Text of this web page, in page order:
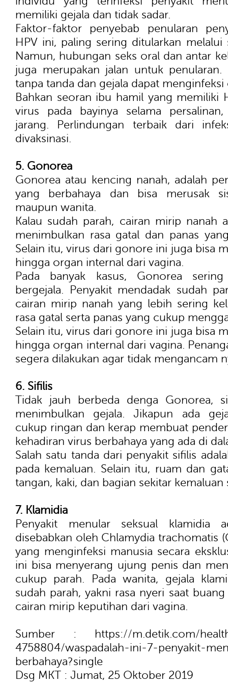
memiliki gejala dan tidak sadar.
Faktor-faktor penyebab penularan
HPV ini, paling sering ditularkan melalui
Namun, hubungan seks oral dan antar
juga merupakan jalan untuk
tanpa tanda dan gejala dapat menginfeksi
Bahkan seoran ibu hamil yang memiliki
virus pada bayinya selama
jarang. Perlindungan terbaik dari
divaksinasi.
5. Gonorea
Gonorea atau kencing nanah, adalah
yang berbahaya dan bisa merusak
maupun wanita.
Kalau sudah parah, cairan mirip nanah
menimbulkan rasa gatal dan panas
Selain itu, virus dari gonore ini juga bisa
hingga organ internal dari vagina.
Pada banyak kasus, Gonorea
bergejala. Penyakit mendadak sudah
cairan mirip nanah yang lebih sering
rasa gatal serta panas yang cukup
Selain itu, virus dari gonore ini juga bisa
hingga organ internal dari vagina.
segera dilakukan agar tidak mengancam
6. Sifilis
Tidak jauh berbeda denga Gonorea,
menimbulkan gejala. Jikapun ada
cukup ringan dan kerap membuat
kehadiran virus berbahaya yang ada di
Salah satu tanda dari penyakit sifilis
pada kemaluan. Selain itu, ruam dan
tangan, kaki, dan bagian sekitar
7. Klamidia
Penyakit menular seksual klamidia
disebabkan oleh Chlamydia trachomatis
yang menginfeksi manusia secara
ini bisa menyerang ujung penis dan
cukup parah. Pada wanita, gejala
sudah parah, yakni rasa nyeri saat
cairan mirip keputihan dari vagina.
Sumber : https://m.detik.com/
4758804/waspadalah-ini-7-penyakit-
berbahaya?single
Dsg MKT : Jumat, 25 Oktober 2019